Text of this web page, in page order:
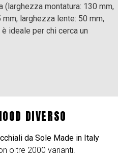
montatura: 130 mm,
larghezza lente: 50 mm,
ideale per chi cerca un
DIVERSO
da Sole Made in Italy
oltre 2000 varianti.